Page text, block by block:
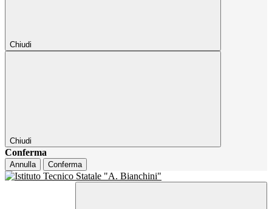
Chiudi
Chiudi
Conferma
Annulla Conferma